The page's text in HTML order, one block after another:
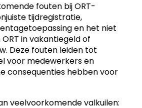
fouten bij ORT-
tijdregistratie,
en het niet
in vakantiegeld of
Deze fouten leiden tot
voor medewerkers en
consequenties hebben voor
veelvoorkomende valkuilen: